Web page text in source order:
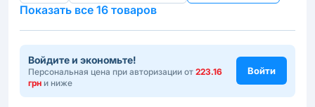
Показать все 16 товаров
Войдите и экономьте!
Персональная цена при авторизации от 223.16
грн и ниже
Войти